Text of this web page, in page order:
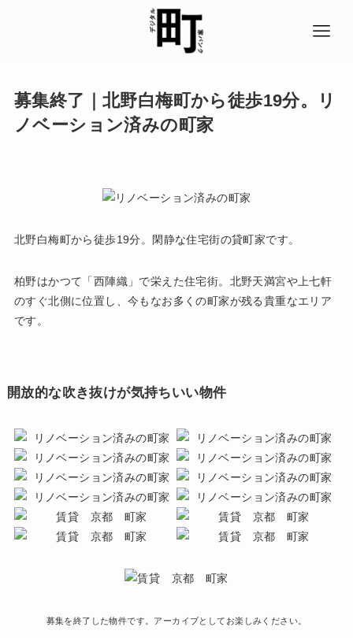
募集終了｜北野白梅町から徒歩19分。リ
ノベーション済みの町家
北野白梅町から徒歩19分。閑静な住宅街の貸町家です。
柏野はかつて「西陣織」で栄えた住宅街。北野天満宮や上七軒
のすぐ北側に位置し、今もなお多くの町家が残る貴重なエリア
です。
開放的な吹き抜けが気持ちいい物件
募集を終了した物件です。アーカイブとしてお楽しみください。